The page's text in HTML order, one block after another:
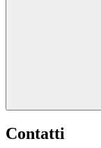
Contatti